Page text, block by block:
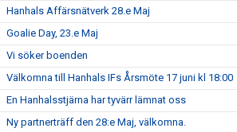
Hanhals Affärsnätverk 28.e Maj
Goalie Day, 23.e Maj
Vi söker boenden
Välkomna till Hanhals IFs Årsmöte 17 juni kl 18:00
En Hanhalsstjärna har tyvärr lämnat oss
Ny partnerträff den 28:e Maj, välkomna.